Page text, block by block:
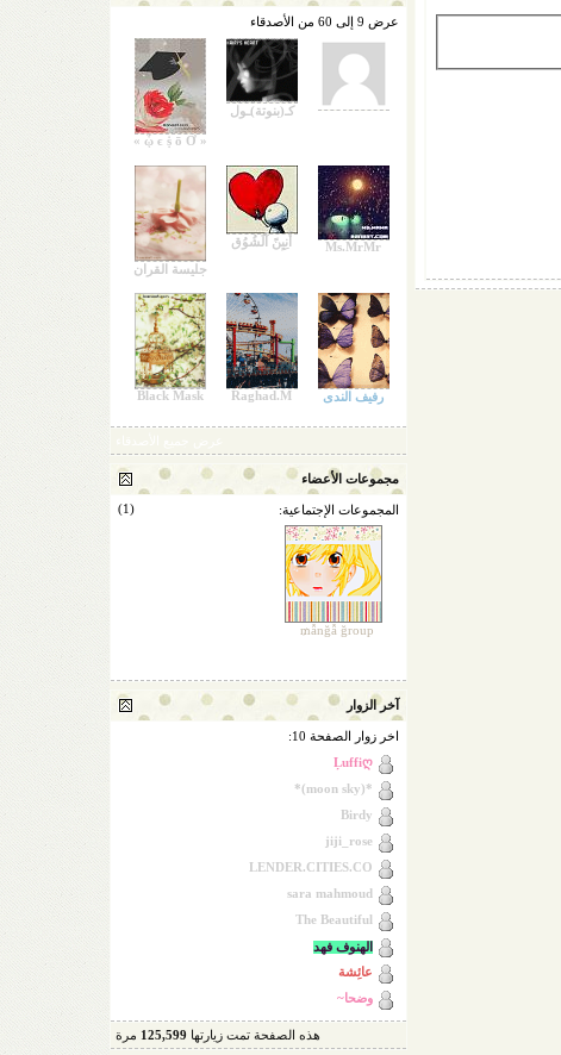
عرض 9 إلى 60 من الأصدقاء
كـ(بنوتة)ـول
« ᾧ ϵ ṩ ō Ờ »
Ms.MrMr أَنِيِنً آَلَشُوُق
جليسة القران
رفيف الندى Raghad.M
Black Mask
مجموعات الأعضاء
(1) المجموعات الإجتماعية:
ẫnğẫ ğroup₥
آخر الزوار
اخر زوار الصفحة 10:
Ļuffiღ
*(moon sky)*
Birdy
jiji_rose
LENDER.CITIES.CO
sara mahmoud
The Beautiful
الهنوف فهد
عائِشة
وضحا~
هذه الصفحة تمت زيارتها 125,599 مرة